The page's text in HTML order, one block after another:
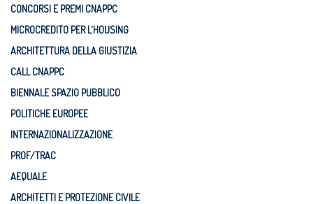
CONCORSI E PREMI CNAPPC
MICROCREDITO PER L'HOUSING
ARCHITETTURA DELLA GIUSTIZIA
CALL CNAPPC
BIENNALE SPAZIO PUBBLICO
POLITICHE EUROPEE
INTERNAZIONALIZZAZIONE
PROF/TRAC
AEQUALE
ARCHITETTI E PROTEZIONE CIVILE